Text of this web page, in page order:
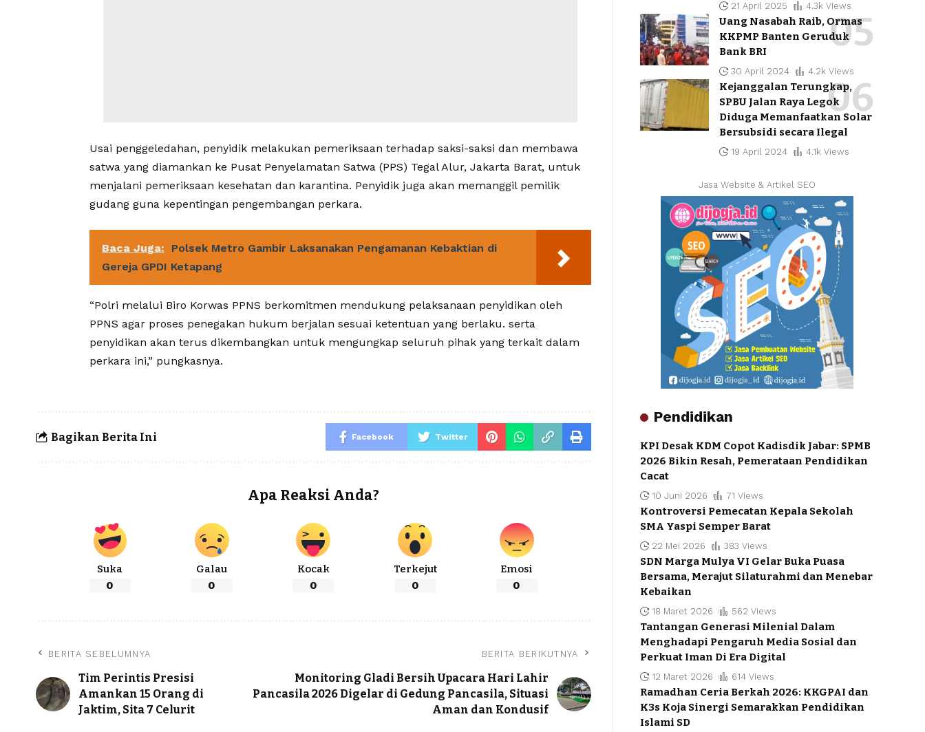
Usai penggeledahan, penyidik melakukan pemeriksaan terhadap saksi-saksi dan membawa
satwa yang diamankan ke Pusat Penyelamatan Satwa (PPS) Tegal Alur, Jakarta Barat, untuk
menjalani pemeriksaan kesehatan dan karantina. Penyidik juga akan memanggil pemilik
gudang guna kepentingan pengembangan perkara.
Baca Juga:
Polsek Metro Gambir Laksanakan Pengamanan Kebaktian di
Gereja GPDI Ketapang
“Polri melalui Biro Korwas PPNS berkomitmen mendukung pelaksanaan penyidikan oleh
PPNS agar proses penegakan hukum berjalan sesuai ketentuan yang berlaku. serta
penyidikan akan terus dikembangkan untuk mengungkap seluruh pihak yang terkait dalam
perkara ini,” pungkasnya.
Bagikan Berita Ini Facebook Twitter
Apa Reaksi Anda?
Suka
0
Galau
0
Kocak
0
Terkejut
0
Emosi
0
BERITA SEBELUMNYA
Tim Perintis Presisi
Amankan 15 Orang di
Jaktim, Sita 7 Celurit
BERITA BERIKUTNYA
Monitoring Gladi Bersih Upacara Hari Lahir
Pancasila 2026 Digelar di Gedung Pancasila, Situasi
Aman dan Kondusif
21 April 2025 4.3k Views
Uang Nasabah Raib, Ormas
KKPMP Banten Geruduk
Bank BRI
30 April 2024 4.2k Views
Kejanggalan Terungkap,
SPBU Jalan Raya Legok
Diduga Memanfaatkan Solar
Bersubsidi secara Ilegal
19 April 2024 4.1k Views
Jasa Website & Artikel SEO
Pendidikan
KPI Desak KDM Copot Kadisdik Jabar: SPMB
2026 Bikin Resah, Pemerataan Pendidikan
Cacat
10 Juni 2026 71 Views
Kontroversi Pemecatan Kepala Sekolah
SMA Yaspi Semper Barat
22 Mei 2026 383 Views
SDN Marga Mulya VI Gelar Buka Puasa
Bersama, Merajut Silaturahmi dan Menebar
Kebaikan
18 Maret 2026 562 Views
Tantangan Generasi Milenial Dalam
Menghadapi Pengaruh Media Sosial dan
Perkuat Iman Di Era Digital
12 Maret 2026 614 Views
Ramadhan Ceria Berkah 2026: KKGPAI dan
K3s Koja Sinergi Semarakkan Pendidikan
Islami SD